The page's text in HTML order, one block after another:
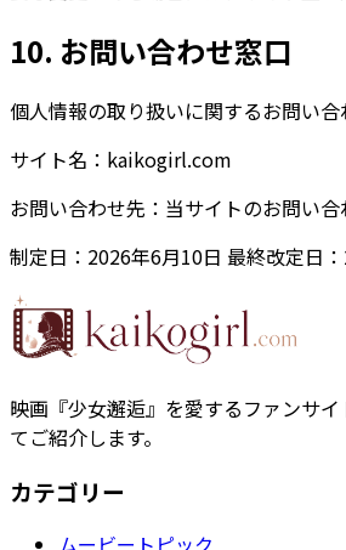
10. お問い合わせ窓口
個人情報の取り扱いに関するお問い
サイト名 ： kaikogirl.com
お問い合わせ先 ： 当サイトのお問い
制定日：2026年6月10日 最終改定日
映画『少女邂逅』を愛するファンサ
てご紹介します。
カテゴリー